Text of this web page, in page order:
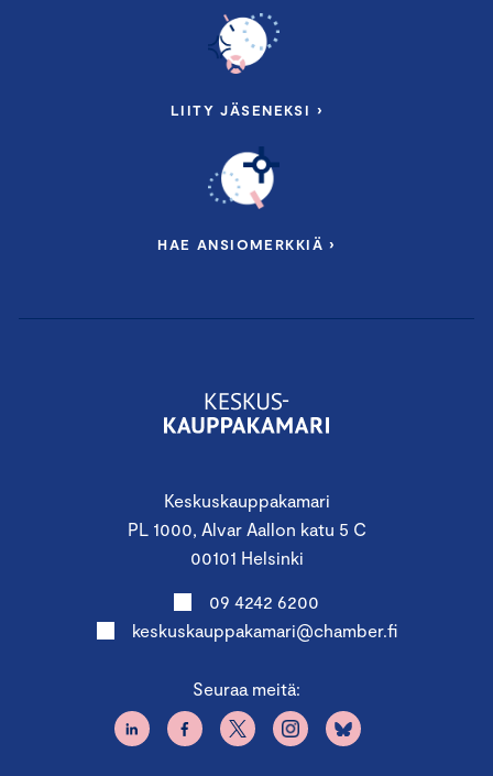
Keskuskauppakamari
PL 1000, Alvar Aallon katu 5 C
00101 Helsinki
09 4242 6200
keskuskauppakamari@chamber.fi
Seuraa meitä:
LIITY JÄSENEKSI ›
HAE ANSIOMERKKIÄ ›